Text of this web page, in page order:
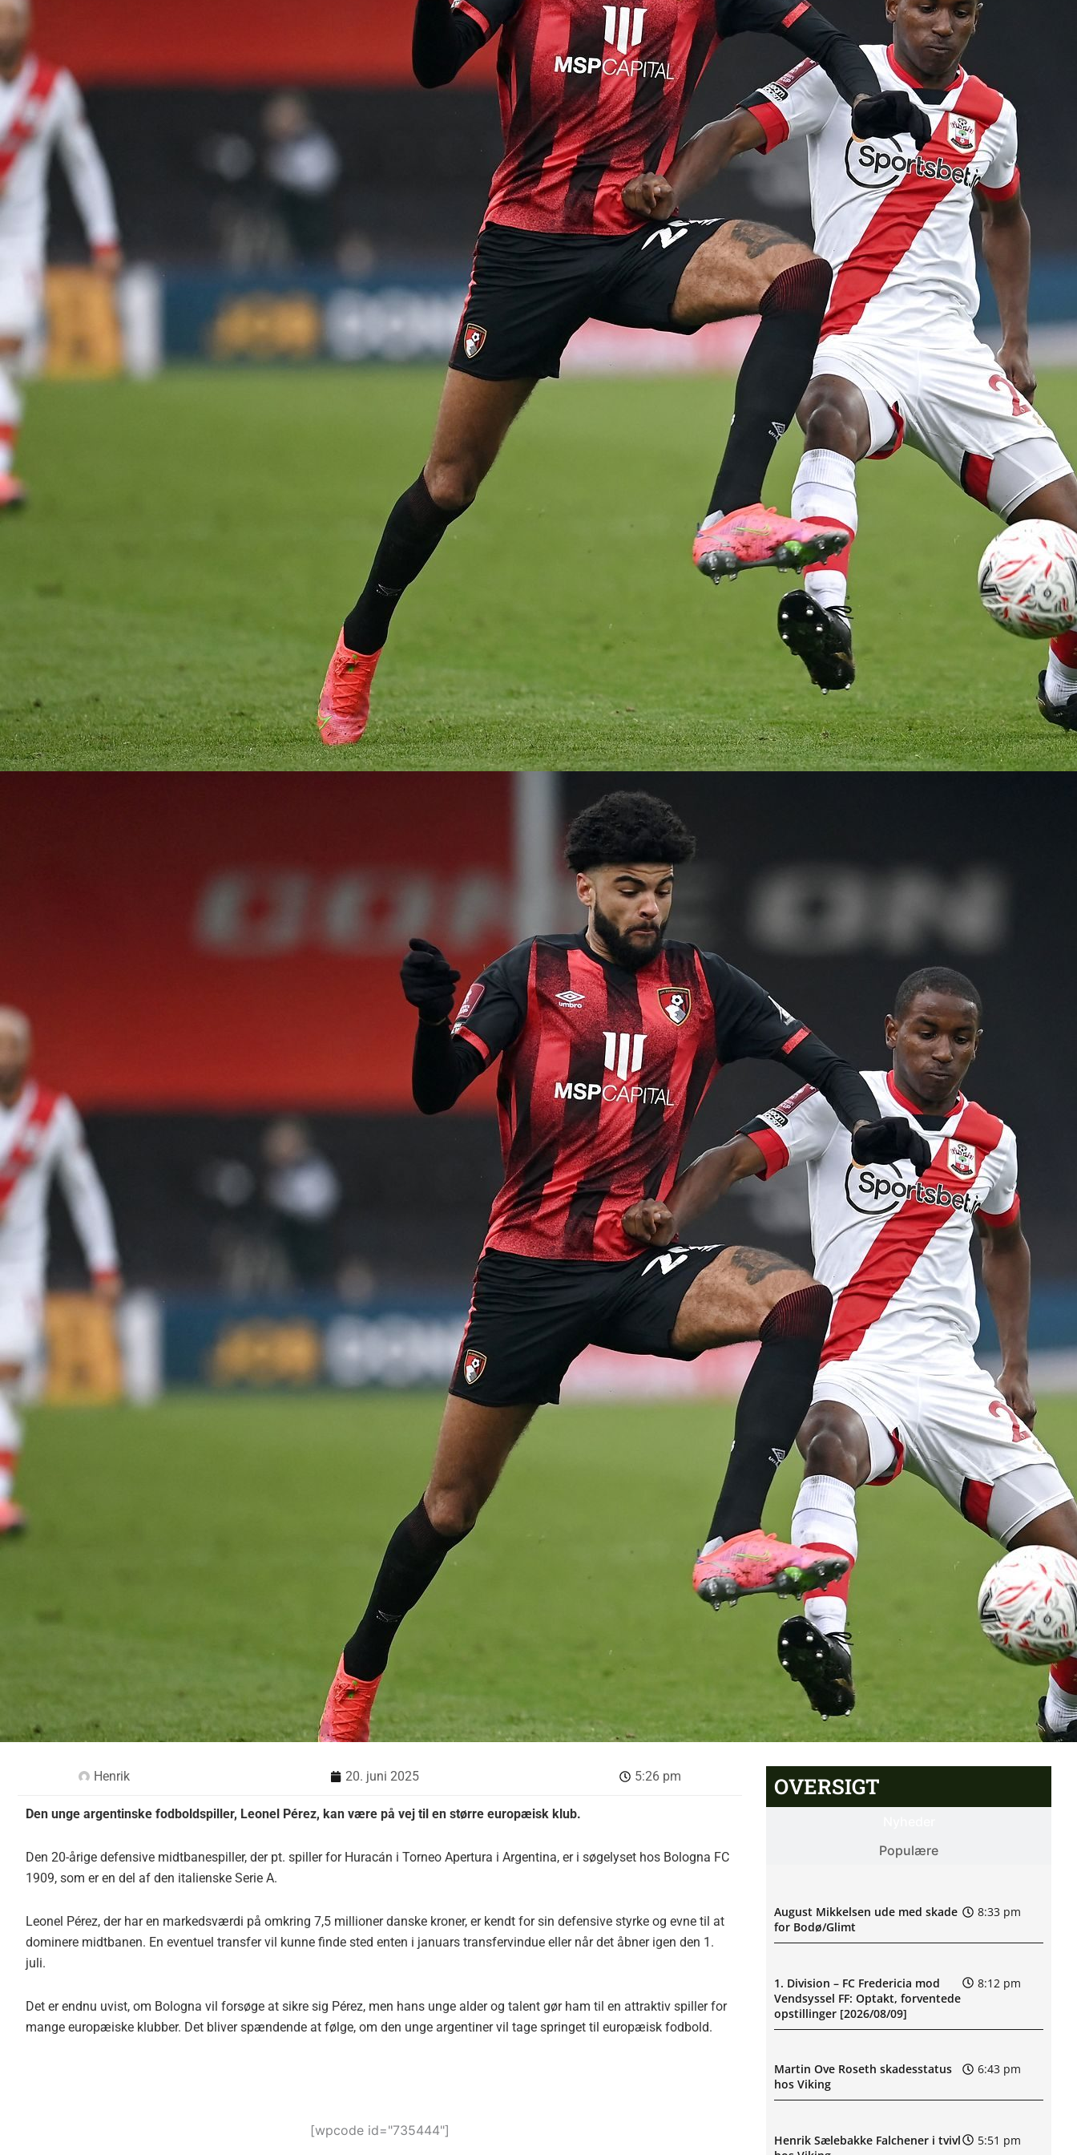
Henrik 20. juni 2025 5:26 pm
Den unge argentinske fodboldspiller, Leonel Pérez, kan være på vej til en større europæisk klub.
Den 20-årige defensive midtbanespiller, der pt. spiller for Huracán i Torneo Apertura i Argentina, er i søgelyset hos Bologna FC
1909, som er en del af den italienske Serie A.
Leonel Pérez, der har en markedsværdi på omkring 7,5 millioner danske kroner, er kendt for sin defensive styrke og evne til at
dominere midtbanen. En eventuel transfer vil kunne finde sted enten i januars transfervindue eller når det åbner igen den 1.
juli.
Det er endnu uvist, om Bologna vil forsøge at sikre sig Pérez, men hans unge alder og talent gør ham til en attraktiv spiller for
mange europæiske klubber. Det bliver spændende at følge, om den unge argentiner vil tage springet til europæisk fodbold.
[wpcode id="735444"]
OVERSIGT
Populære
August Mikkelsen ude med skade
for Bodø/Glimt
8:33 pm
1. Division – FC Fredericia mod
Vendsyssel FF: Optakt, forventede
opstillinger [2026/08/09]
8:12 pm
Martin Ove Roseth skadesstatus
hos Viking
6:43 pm
Henrik Sælebakke Falchener i tvivl
5:51 pm